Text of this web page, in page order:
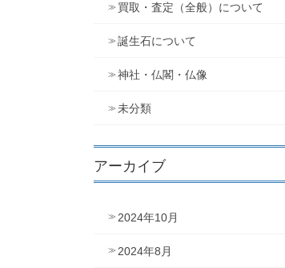
買取・査定（全般）について
誕生石について
神社・仏閣・仏像
未分類
アーカイブ
2024年10月
2024年8月